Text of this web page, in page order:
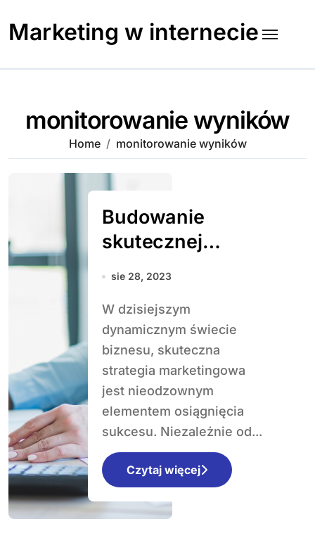
content
Marketing w internecie
monitorowanie wyników
Home monitorowanie wyników
Budowanie
skutecznej
strategii
Klucz do sukcesu
biznesu
sie 28, 2023
W dzisiejszym
dynamicznym świecie
biznesu, skuteczna
strategia marketingowa
jest nieodzownym
elementem osiągnięcia
sukcesu. Niezależnie od...
Czytaj więcej